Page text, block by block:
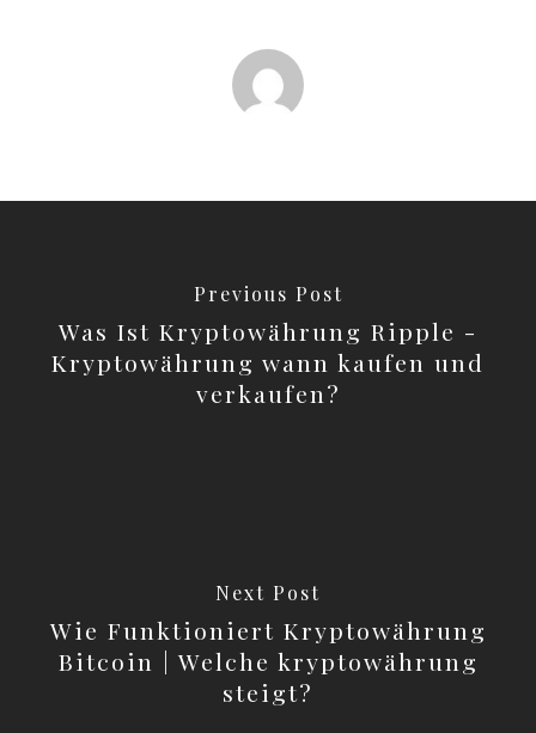
Previous Post
Was Ist Kryptowährung Ripple -
Kryptowährung wann kaufen und
verkaufen?
Next Post
Wie Funktioniert Kryptowährung
Bitcoin | Welche kryptowährung
steigt?